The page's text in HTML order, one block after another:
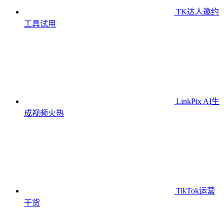
TK达人邀约
工具试用
LinkPix AI生
成视频火热
TikTok运营
干货